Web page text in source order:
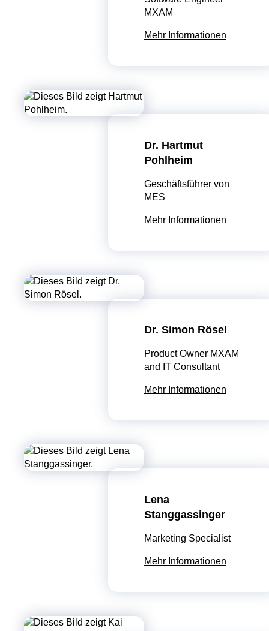
MXAM
Mehr Informationen
Dr. Hartmut
Pohlheim
Geschäftsführer von
MES
Mehr Informationen
Dr. Simon Rösel
Product Owner MXAM
and IT Consultant
Mehr Informationen
Lena
Stanggassinger
Marketing Specialist
Mehr Informationen